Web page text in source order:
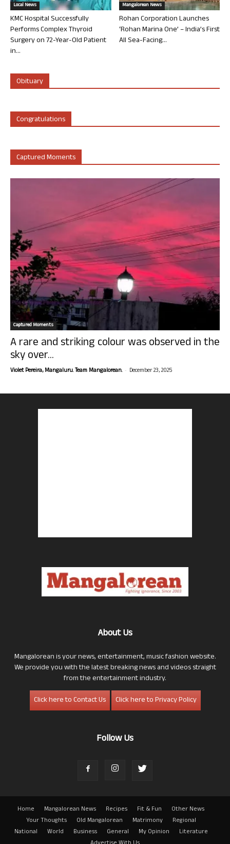
Local News
KMC Hospital Successfully
Performs Complex Thyroid
Surgery on 72-Year-Old Patient
in...
Mangalorean News
Rohan Corporation Launches
‘Rohan Marina One’ – India’s First
All Sea-Facing...
Obituary
Congratulations
Captured Moments
Captured Moments
A rare and striking colour was observed in the
sky over...
Violet Pereira, Mangaluru. Team Mangalorean. - December 23, 2025
About Us
Mangalorean is your news, entertainment, music fashion website.
We provide you with the latest breaking news and videos straight
from the entertainment industry.
Click here to Contact Us
Click here to Privacy Policy
Follow Us
Home Mangalorean News Recipes Fit & Fun
Other News
Your Thoughts
Old Mangalorean Matrimony
Regional
National
World Business General My Opinion
Literature